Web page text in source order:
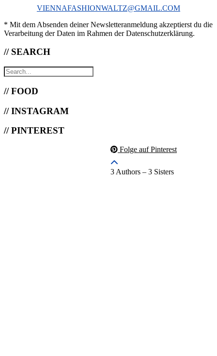
VIENNAFASHIONWALTZ@GMAIL.COM
* Mit dem Absenden deiner Newsletteranmeldung akzeptierst du die
Verarbeitung der Daten im Rahmen der Datenschutzerklärung.
// SEARCH
// FOOD
// INSTAGRAM
// PINTEREST
Folge auf Pinterest
3 Authors – 3 Sisters